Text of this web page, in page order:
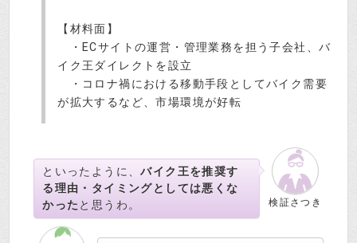
【材料面】
・ECサイトの運営・管理業務を担う子会社、バ
イク王ダイレクトを設立
・コロナ禍における移動手段としてバイク需要
が拡大するなど、市場環境が好転
検証さつき
といったように、バイク王を推奨す
る理由・タイミングとしては悪くな
かった と思うわ。